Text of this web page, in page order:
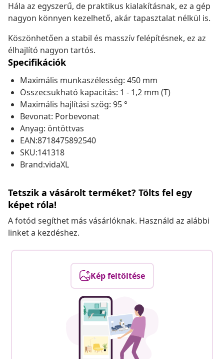
Hála az egyszerű, de praktikus kialakításnak, ez a gép
nagyon könnyen kezelhető, akár tapasztalat nélkül is.
Köszönhetően a stabil és masszív felépítésnek, ez az
élhajlító nagyon tartós.
Specifikációk
Maximális munkaszélesség: 450 mm
Összecsukható kapacitás: 1 - 1,2 mm (T)
Maximális hajlítási szög: 95 °
Bevonat: Porbevonat
Anyag: öntöttvas
EAN:8718475892540
SKU:141318
Brand:vidaXL
Tetszik a vásárolt terméket? Tölts fel egy
képet róla!
A fotód segíthet más vásárlóknak. Használd az alábbi
linket a kezdéshez.
Kép feltöltése